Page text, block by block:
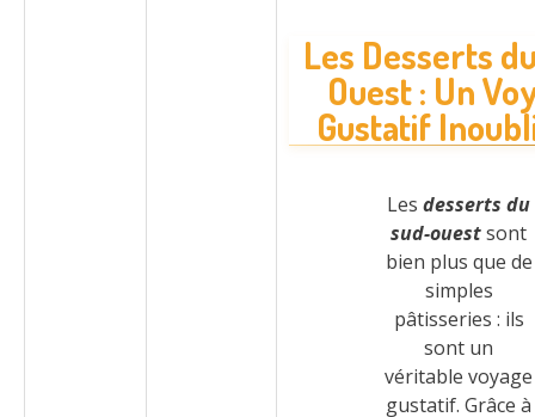
Les Desserts
Ouest : Un
Gustatif
Les desserts du
sud-ouestsont
bien plus que de
simples
pâtisseries : ils
sont un
véritable voyage
gustatif. Grâce à